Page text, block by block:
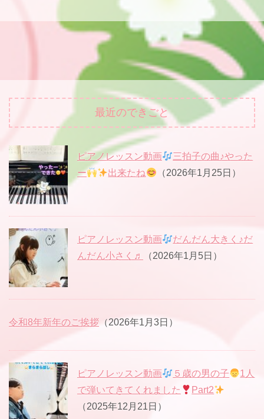
最近のできごと
ピアノレッスン動画
三拍子の曲♪やった
ー
出来たね （2026年1月25日）
ピアノレッスン動画
だんだん大きく♪だ
んだん小さく♬
（2026年1月5日）
令和8年新年のご挨拶 （2026年1月3日）
ピアノレッスン動画 ５歳の男の子
1人
で弾いてきてくれました
Part2
（2025年12月21日）